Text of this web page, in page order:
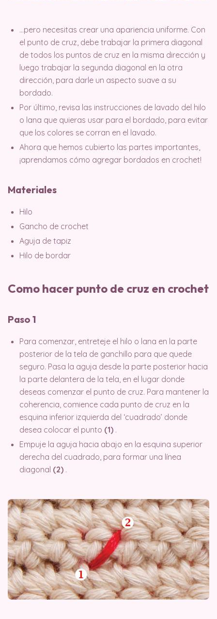
…pero necesitas crear una apariencia uniforme. Con
el punto de cruz, debe trabajar la primera diagonal
de todos los puntos de cruz en la misma dirección y
luego trabajar la segunda diagonal en la otra
dirección, para darle un aspecto suave a su
bordado.
Por último, revisa las instrucciones de lavado del hilo
o lana que quieras usar para el bordado, para evitar
que los colores se corran en el lavado.
Ahora que hemos cubierto las partes importantes,
¡aprendamos cómo agregar bordados en crochet!
Materiales
Hilo
Gancho de crochet
Aguja de tapiz
Hilo de bordar
Como hacer punto de cruz en crochet
Paso 1
Para comenzar, entreteje el hilo o lana en la parte
posterior de la tela de ganchillo para que quede
seguro. Pasa la aguja desde la parte posterior hacia
la parte delantera de la tela, en el lugar donde
deseas comenzar el punto de cruz. Para mantener la
coherencia, comience cada punto de cruz en la
esquina inferior izquierda del ‘cuadrado’ donde
desea colocar el punto (1) .
Empuje la aguja hacia abajo en la esquina superior
derecha del cuadrado, para formar una línea
diagonal (2) .